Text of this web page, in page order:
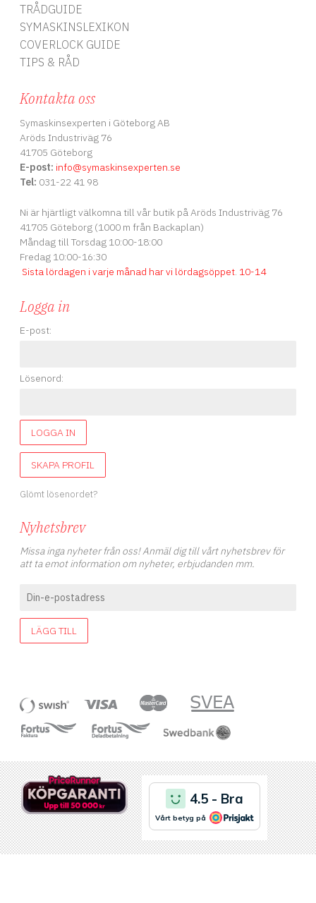
TRÅDGUIDE
SYMASKINSLEXIKON
COVERLOCK GUIDE
TIPS & RÅD
Kontakta oss
Symaskinsexperten i Göteborg AB
Aröds Industriväg 76
41705 Göteborg
E-post: info@symaskinsexperten.se
Tel: 031-22 41 98
Ni är hjärtligt välkomna till vår butik på Aröds Industriväg 76
41705 Göteborg (1000 m från Backaplan)
Måndag till Torsdag 10:00-18:00
Fredag 10:00-16:30
Sista lördagen i varje månad har vi lördagsöppet. 10-14
Logga in
E-post:
Lösenord:
LOGGA IN
SKAPA PROFIL
Glömt lösenordet?
Nyhetsbrev
Missa inga nyheter från oss! Anmäl dig till vårt nyhetsbrev för
att ta emot information om nyheter, erbjudanden mm.
LÄGG TILL